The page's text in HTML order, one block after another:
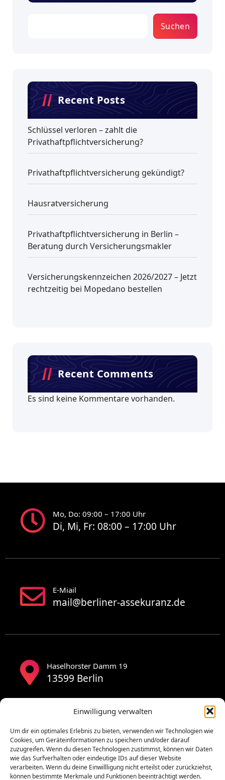
Einwilligung verwalten
Um dir ein optimales Erlebnis zu bieten, verwenden wir Technologien wie
Cookies, um Geräteinformationen zu speichern und/oder darauf
zuzugreifen. Wenn du diesen Technologien zustimmst, können wir Daten
wie das Surfverhalten oder eindeutige IDs auf dieser Website
verarbeiten. Wenn du deine Einwillligung nicht erteilst oder zurückziehst,
können bestimmte Merkmale und Funktionen beeinträchtigt werden.
Suchen
Recent Posts
Schlüssel verloren – zahlt die
Privathaftpflichtversicherung?
Privathaftpflichtversicherung gekündigt?
Hausratversicherung
Privathaftpflichtversicherung in Berlin –
Beratung durch Versicherungsmakler
Versicherungskennzeichen 2026/2027 – Jetzt
rechtzeitig bei Mopedano bestellen
Recent Comments
Es sind keine Kommentare vorhanden.
Mo, Do: 09:00 – 17:00 Uhr
Di, Mi, Fr: 08:00 – 17:00 Uhr
E-Miail
mail@berliner-assekuranz.de
Haselhorster Damm 19
13599 Berlin